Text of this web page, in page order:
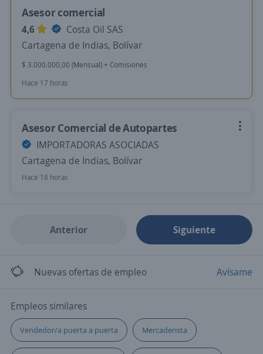
Asesor comercial
4,6
Costa Oil SAS
Cartagena de Indias, Bolívar
$ 3.000.000,00 (Mensual) + Comisiones
Hace 17 horas
Asesor Comercial de Autopartes
IMPORTADORAS ASOCIADAS
Cartagena de Indias, Bolívar
Hace 18 horas
Anterior Siguiente
Nuevas ofertas de empleo Avísame
Empleos similares
Vendedor/a puerta a puerta Mercaderista